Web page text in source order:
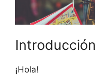
Introducción
¡Hola!